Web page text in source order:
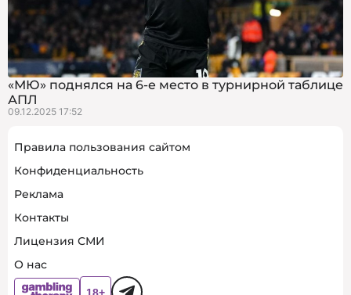
«МЮ» поднялся на 6-е место в турнирной таблице
АПЛ
09.12.2025 17:52
Правила пользования сайтом
Конфиденциальность
Реклама
Контакты
Лицензия СМИ
О нас